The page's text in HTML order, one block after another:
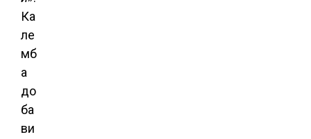
Ка
ле
мб
а
до
ба
ви